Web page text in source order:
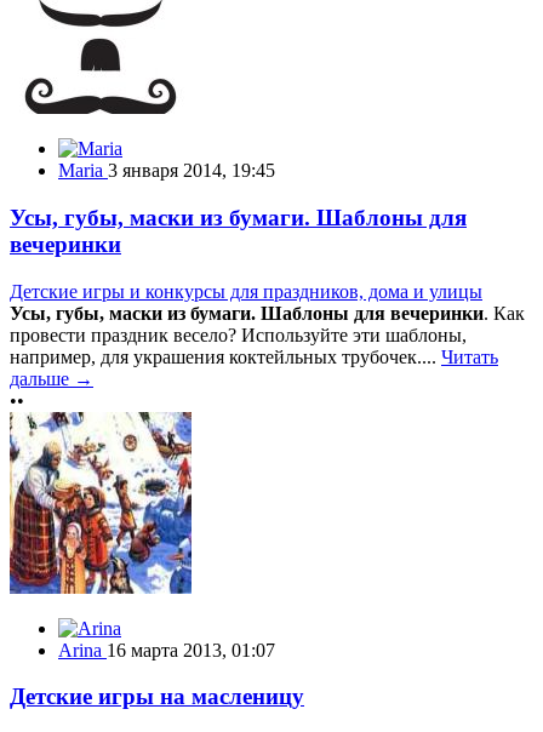
Maria 3 января 2014, 19:45
Усы, губы, маски из бумаги. Шаблоны для
вечеринки
Детские игры и конкурсы для праздников, дома и улицы
Усы, губы, маски из бумаги. Шаблоны для вечеринки. Как
провести праздник весело? Используйте эти шаблоны,
например, для украшения коктейльных трубочек.... Читать
дальше →
••
Arina 16 марта 2013, 01:07
Детские игры на масленицу